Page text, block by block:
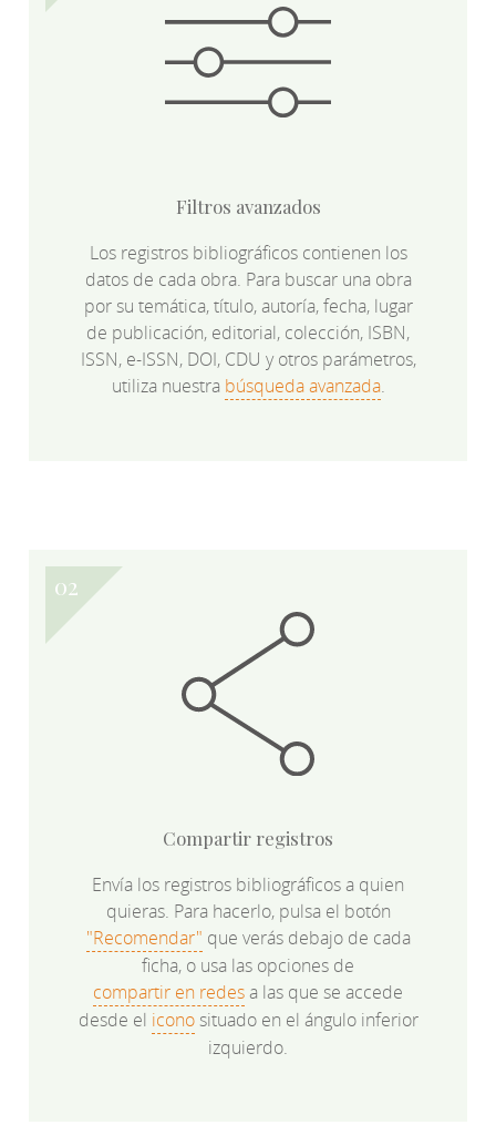
Filtros avanzados
Los registros bibliográficos contienen los
datos de cada obra. Para buscar una obra
por su temática, título, autoría, fecha, lugar
de publicación, editorial, colección, ISBN,
ISSN, e-ISSN, DOI, CDU y otros parámetros,
utiliza nuestra búsqueda avanzada.
Compartir registros
Envía los registros bibliográficos a quien
quieras. Para hacerlo, pulsa el botón
"Recomendar" que verás debajo de cada
ficha, o usa las opciones de
compartir en redesa las que se accede
desde el iconosituado en el ángulo inferior
izquierdo.